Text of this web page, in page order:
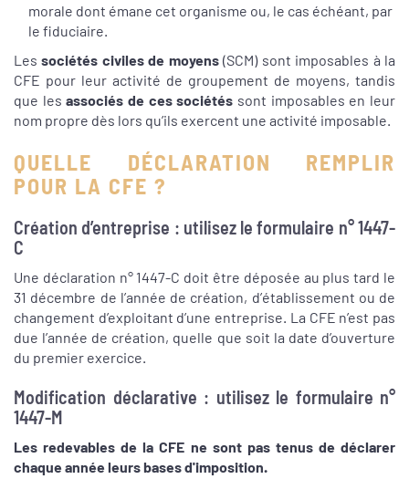
morale dont émane cet organisme ou, le cas échéant, par
le fiduciaire.
Lessociétés civiles de moyens(SCM) sont imposables à la
CFE pour leur activité de groupement de moyens, tandis
que lesassociés de ces sociétés sont imposables en leur
nom propre dès lors qu’ils exercent une activité imposable.
QUELLE DÉCLARATION REMPLIR
POUR LA CFE ?
Création d’entreprise : utilisez le formulaire n° 1447-
C
Une déclaration n° 1447-C doit être déposée au plus tard le
31 décembre de l’année de création, d’établissement ou de
changement d’exploitant d’une entreprise. La CFE n’est pas
due l’année de création, quelle que soit la date d’ouverture
du premier exercice.
Modification déclarative : utilisez le formulaire n°
1447-M
Les redevables de la CFE ne sont pas tenus de déclarer
chaque année leurs bases d'imposition.